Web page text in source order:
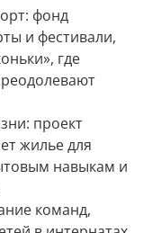
фонд
и фестивали,
где
проект
жилье для
навыкам и
команд,